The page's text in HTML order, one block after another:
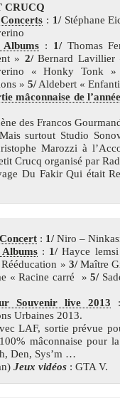
CRUCQ
: 1/Stéphane
: 1/Thomas
» 2/Bernard Lavillier
« Honky Tonk
» 5/Aldebert «
mâconnaise de
des Francos
surtout Studio
Marozzi à
Crucq organisé par
Du Fakir Qui était
: 1/Niro –
: 1/Hayce
» 3/Maître
« Racine carré »5/
Souvenir live 2013
Urbaines 2013.
LAF, sortie prévue
mâconnaise pour
Den, Sys’m …
Jeux vidéos : GTA V.